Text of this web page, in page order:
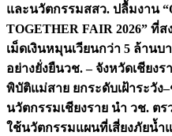
และนวัตกรรมสสว. ปลื้มงาน
TOGETHER FAIR 2026” ที่
เม็ดเงินหมุนเวียนกว่า 5 ล้าน
อย่างยั่งยืนวช. – จังหวัดเชียง
พิบัติแม่สาย ยกระดับเฝ้าระวัง
นวัตกรรมเชียงราย นำ วช. ต
ใช้นวัตกรรมแผนที่เสี่ยงภัยน้ำ